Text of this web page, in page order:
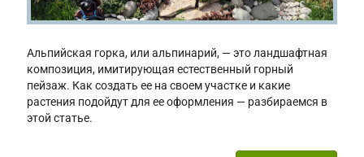
Альпийская горка, или альпинарий, — это ландшафтная
композиция, имитирующая естественный горный
пейзаж. Как создать ее на своем участке и какие
растения подойдут для ее оформления — разбираемся в
этой статье.